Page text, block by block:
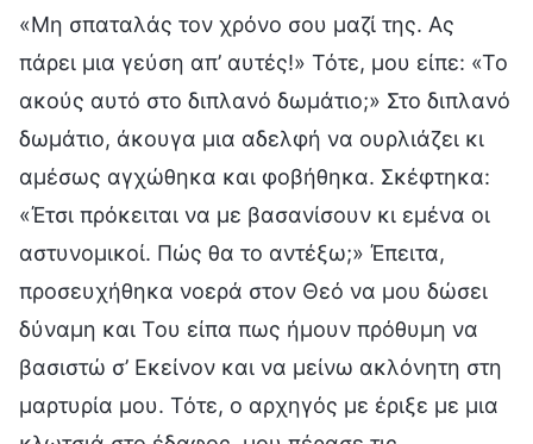
«Μη σπαταλάς τον χρόνο σου μαζί της. Ας
πάρει μια γεύση απ’ αυτές!» Τότε, μου είπε: «Το
ακούς αυτό στο διπλανό δωμάτιο;» Στο διπλανό
δωμάτιο, άκουγα μια αδελφή να ουρλιάζει κι
αμέσως αγχώθηκα και φοβήθηκα. Σκέφτηκα:
«Έτσι πρόκειται να με βασανίσουν κι εμένα οι
αστυνομικοί. Πώς θα το αντέξω;» Έπειτα,
προσευχήθηκα νοερά στον Θεό να μου δώσει
δύναμη και Του είπα πως ήμουν πρόθυμη να
βασιστώ σ’ Εκείνον και να μείνω ακλόνητη στη
μαρτυρία μου. Τότε, ο αρχηγός με έριξε με μια